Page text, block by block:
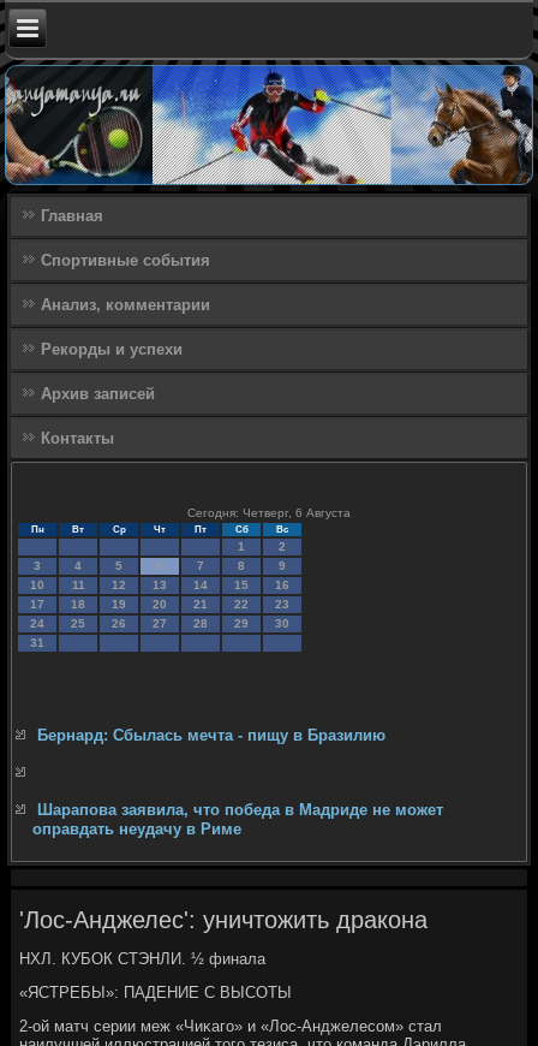
Главная
Спортивные события
Анализ, комментарии
Рекорды и успехи
Архив записей
Контакты
Сегодня: Четверг, 6 Августа
Пн Вт Ср Чт Пт Сб Вс
1
2
3
4 5 6 7 8
9
10
11 12 13 14 15
16
17
18 19 20 21 22
23
24
25 26 27 28 29
30
31
Бернард: Сбылась мечта - пищу в Бразилию
Шарапова заявила, что победа в Мадриде не может
оправдать неудачу в Риме
'Лос-Анджелес': уничтожить дракона
НХЛ. КУБОК СТЭНЛИ. ½ финала
«ЯСТРЕБЫ»: ПАДЕНИЕ С ВЫСОТЫ
2-ой матч серии меж «Чиκаго» и «Лос-Анджелесом» стал